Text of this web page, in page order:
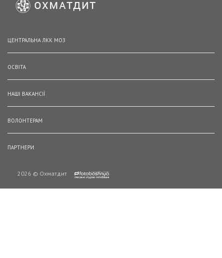
ЦЕНТРАЛЬНА ЛКК МОЗ
ОСВІТА
НАШІ ВАКАНСІЇ
ВОЛОНТЕРАМ
ПАРТНЕРИ
2026 © Охматдит